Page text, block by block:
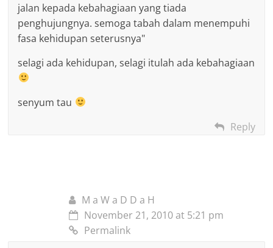
jalan kepada kebahagiaan yang tiada
penghujungnya. semoga tabah dalam menempuhi
fasa kehidupan seterusnya"
selagi ada kehidupan, selagi itulah ada kebahagiaan
senyum tau
Reply
M a W a D D a H
November 21, 2010 at 5:21 pm
Permalink